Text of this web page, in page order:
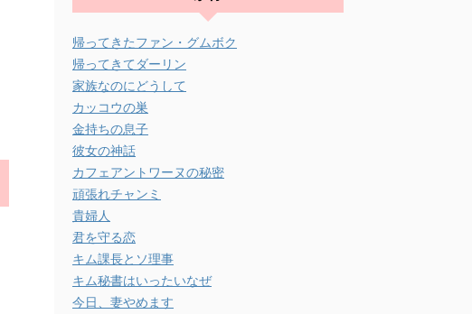
帰ってきたファン・グムボク
帰ってきてダーリン
家族なのにどうして
カッコウの巣
金持ちの息子
彼女の神話
カフェアントワーヌの秘密
頑張れチャンミ
貴婦人
君を守る恋
キム課長とソ理事
キム秘書はいったいなぜ
今日、妻やめます